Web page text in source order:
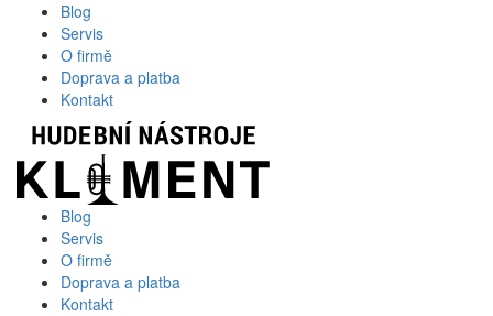
Blog
Servis
O firmě
Doprava a platba
Kontakt
Blog
Servis
O firmě
Doprava a platba
Kontakt